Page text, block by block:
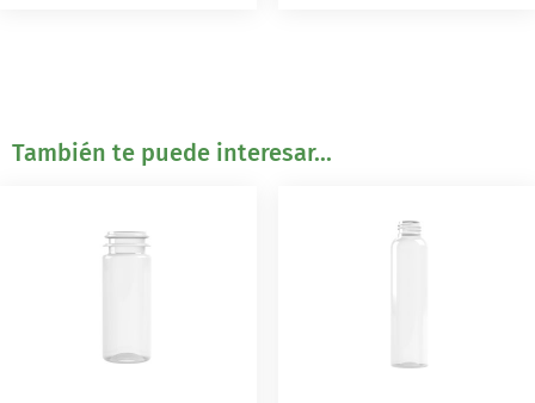
También te puede interesar...